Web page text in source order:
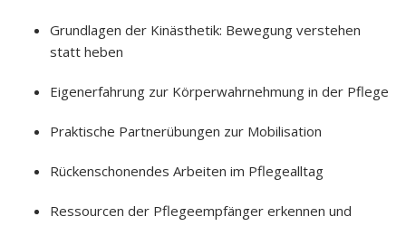
Grundlagen der Kinästhetik: Bewegung verstehen
statt heben
Eigenerfahrung zur Körperwahrnehmung in der Pflege
Praktische Partnerübungen zur Mobilisation
Rückenschonendes Arbeiten im Pflegealltag
Ressourcen der Pflegeempfänger erkennen und